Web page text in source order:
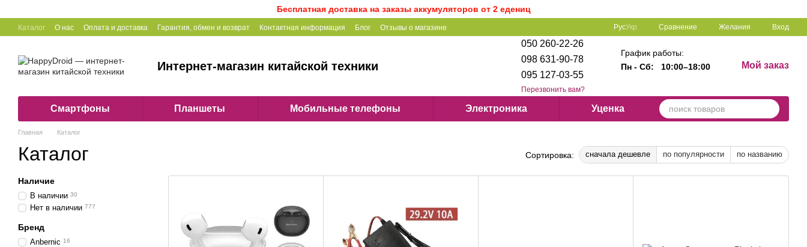
Бесплатная доставка на заказы аккумуляторов от 2 едениц
Каталог О нас Оплата и доставка Гарантия, обмен и возврат Контактная информация Блог Отзывы о магазине РусУкр Сравнение Желания Вход
Интернет-магазин китайской техники
050 260-22-26
098 631-90-78
095 127-03-55
Перезвонить вам?
График работы:
Пн - Сб:
10:00–18:00 Мой заказ
Смартфоны Планшеты Мобильные телефоны Электроника Уценка
Главная Каталог
Каталог Сортировка: сначала дешевле по популярности по названию
Наличие
В наличии 30
Нет в наличии 777
Бренд
Anbernic 16